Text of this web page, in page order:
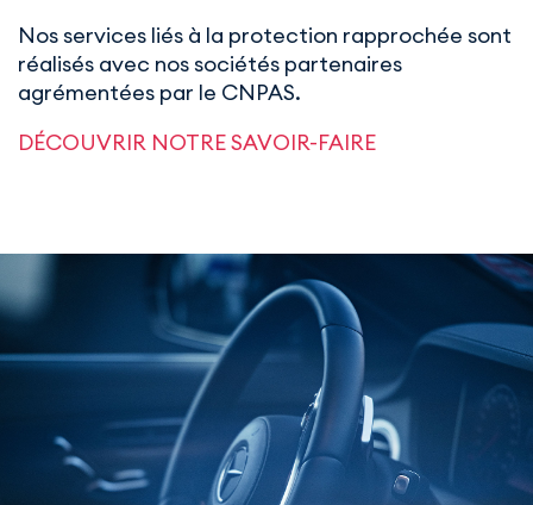
Nos services liés à la protection rapprochée sont
réalisés avec nos sociétés partenaires
agrémentées par le CNPAS.
DÉCOUVRIR NOTRE SAVOIR-FAIRE